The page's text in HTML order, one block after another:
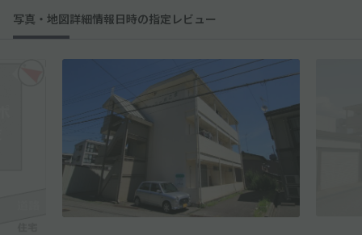
写真・地図詳細情報日時の指定 レビュー